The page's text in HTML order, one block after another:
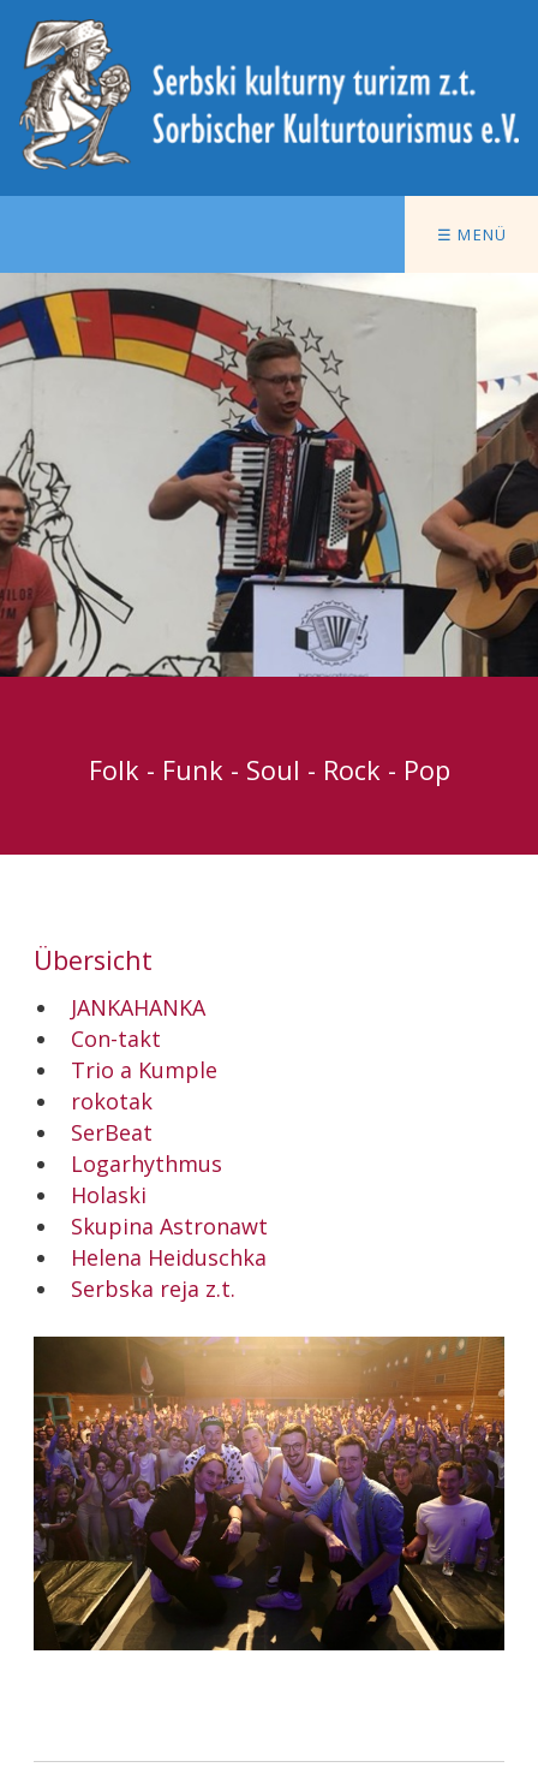
☰ MENÜ
Folk - Funk - Soul - Rock - Pop
Übersicht
JANKAHANKA
Con-takt
Trio a Kumple
rokotak
SerBeat
Logarhythmus
Holaski
Skupina Astronawt
Helena Heiduschka
Serbska reja z.t.